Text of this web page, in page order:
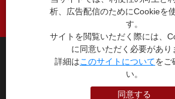
お問い合わせ
台東区役所観光課
〒110-8615 東京都台東区東上野4丁
TEL：03-5246-1151
析、広告配信のためにCookieを
す。
サイトを閲覧いただく際には、
に同意いただく必要があり
詳細はこのサイトについてをご
い。
同意する